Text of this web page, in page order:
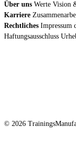
Über uns Werte Vision
Karriere
Rechtliches Impressum
Haftungsausschluss
© 2026